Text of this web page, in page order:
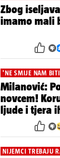
Zbog
imamo mali
'NE SMIJE NAM
Milanović:
novcem!
ljude i tjera
NIJEMCI TREBAJU